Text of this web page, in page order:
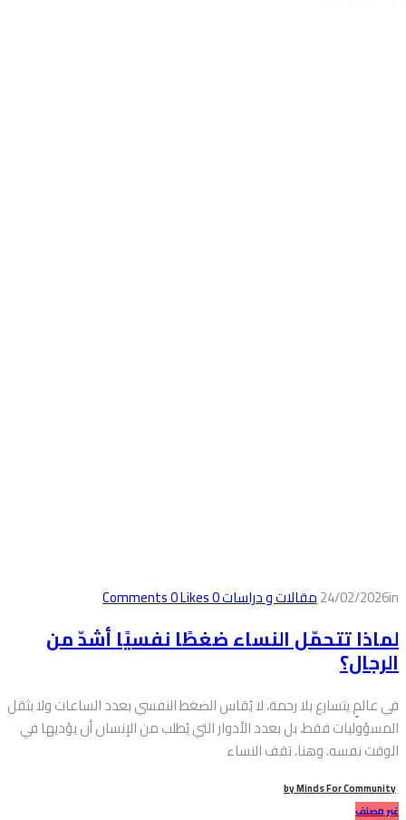
24/02/2026in مقالات و دراسات0
Comments
0Likes
لماذا تتحمّل النساء ضغطًا نفسيًا أشدّ من
الرجال؟
في عالمٍ يتسارع بلا رحمة، لا يُقاس الضغط النفسي بعدد الساعات ولا بثقل
المسؤوليات فقط، بل بعدد الأدوار التي يُطلب من الإنسان أن يؤديها في
الوقت نفسه. وهنا، تقف النساء
byMinds For Community
غير مصنف